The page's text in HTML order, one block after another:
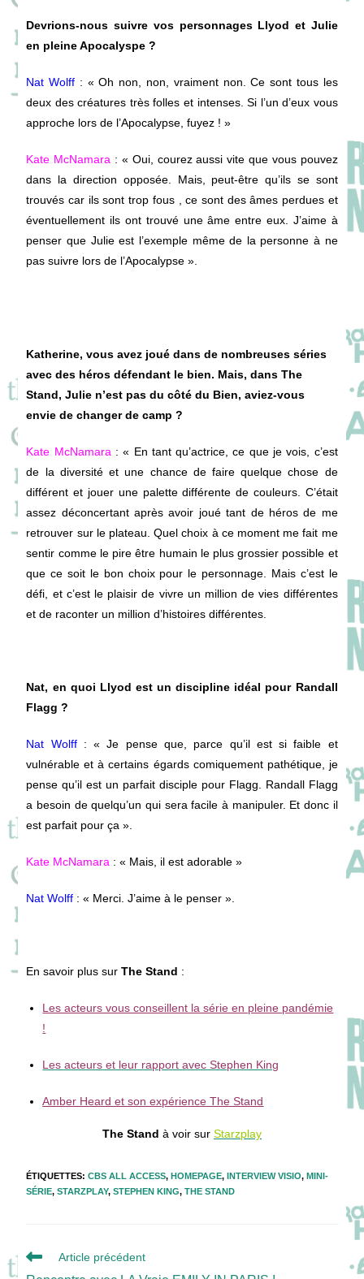
Devrions-nous suivre vos personnages Llyod et Julie
en pleine Apocalyspe ?
Nat Wolff : « Oh non, non, vraiment non. Ce sont tous les
deux des créatures très folles et intenses. Si l’un d’eux vous
approche lors de l’Apocalypse, fuyez ! »
Kate McNamara : « Oui, courez aussi vite que vous pouvez
dans la direction opposée. Mais, peut-être qu’ils se sont
trouvés car ils sont trop fous , ce sont des âmes perdues et
éventuellement ils ont trouvé une âme entre eux. J’aime à
penser que Julie est l’exemple même de la personne à ne
pas suivre lors de l’Apocalypse ».
Katherine, vous avez joué dans de nombreuses séries
avec des héros défendant le bien. Mais, dans The
Stand, Julie n’est pas du côté du Bien, aviez-vous
envie de changer de camp ?
Kate McNamara : « En tant qu’actrice, ce que je vois, c’est
de la diversité et une chance de faire quelque chose de
différent et jouer une palette différente de couleurs. C’était
assez déconcertant après avoir joué tant de héros de me
retrouver sur le plateau.Quel choix à ce moment me fait me
sentir comme le pire être humain le plus grossier possible et
que ce soit le bon choix pour le personnage.
Mais c’est le
défi, et c’est le plaisir de vivre un million de vies différentes
et de raconter un million d’histoires différentes.
Nat, en quoi Llyod est un discipline idéal pour Randall
Flagg ?
Nat Wolff: «Je pense que, parce qu’il est si faible et
vulnérable et à certains égards comiquement pathétique, je
pense qu’il est un parfait disciple pour Flagg.
Randall Flagg
a besoin de quelqu’un qui sera facile à manipuler. Et donc il
est parfait pour ça ».
Kate McNamara : « Mais, il est adorable »
Nat Wolff : « Merci. J’aime à le penser ».
En savoir plus surThe Stand :
Les acteurs vous conseillent la série en pleine pandémie
!
Les acteurs et leur rapport avec Stephen King
Amber Heard et son expérience The Stand
The Stand à voir sur Starzplay
ÉTIQUETTES:CBS ALL ACCESS, HOMEPAGE, INTERVIEW VISIO, MINI-
SÉRIE, STARZPLAY, STEPHEN KING, THE STAND
Read
Article précédent